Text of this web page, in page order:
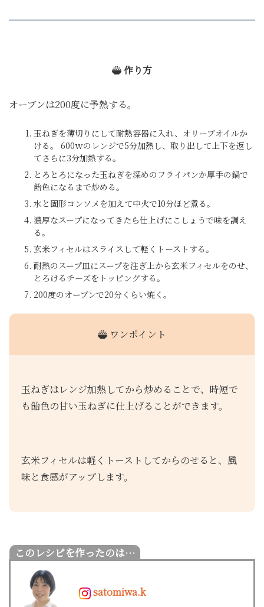
作り方
オーブンは200度に予熱する。
玉ねぎを薄切りにして耐熱容器に入れ、オリーブオイルか
ける。 600ｗのレンジで5分加熱し、取り出して上下を返し
てさらに3分加熱する。
とろとろになった玉ねぎを深めのフライパンか厚手の鍋で
飴色になるまで炒める。
水と固形コンソメを加えて中火で10分ほど煮る。
濃厚なスープになってきたら仕上げにこしょうで味を調え
る。
玄米フィセルはスライスして軽くトーストする。
耐熱のスープ皿にスープを注ぎ上から玄米フィセルをのせ、
とろけるチーズをトッピングする。
200度のオーブンで20分くらい焼く。
ワンポイント
玉ねぎはレンジ加熱してから炒めることで、時短で
も飴色の甘い玉ねぎに仕上げることができます。
玄米フィセルは軽くトーストしてからのせると、風
味と食感がアップします。
satomiwa.k